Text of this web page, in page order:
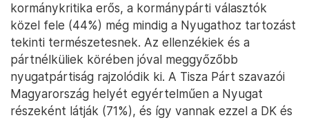
kormánykritika erős, a kormánypárti választók
közel fele (44%) még mindig a Nyugathoz tartozást
tekinti természetesnek. Az ellenzékiek és a
pártnélküliek körében jóval meggyőzőbb
nyugatpártiság rajzolódik ki. A Tisza Párt szavazói
Magyarország helyét egyértelműen a Nyugat
részeként látják (71%), és így vannak ezzel a DK és